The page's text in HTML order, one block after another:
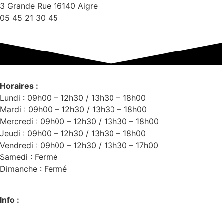
3 Grande Rue 16140 Aigre
05 45 21 30 45
Horaires :
Lundi : 09h00 – 12h30 / 13h30 – 18h00
Mardi : 09h00 – 12h30 / 13h30 – 18h00
Mercredi : 09h00 – 12h30 / 13h30 – 18h00
Jeudi : 09h00 – 12h30 / 13h30 – 18h00
Vendredi : 09h00 – 12h30 / 13h30 – 17h00
Samedi : Fermé
Dimanche : Fermé
Info :